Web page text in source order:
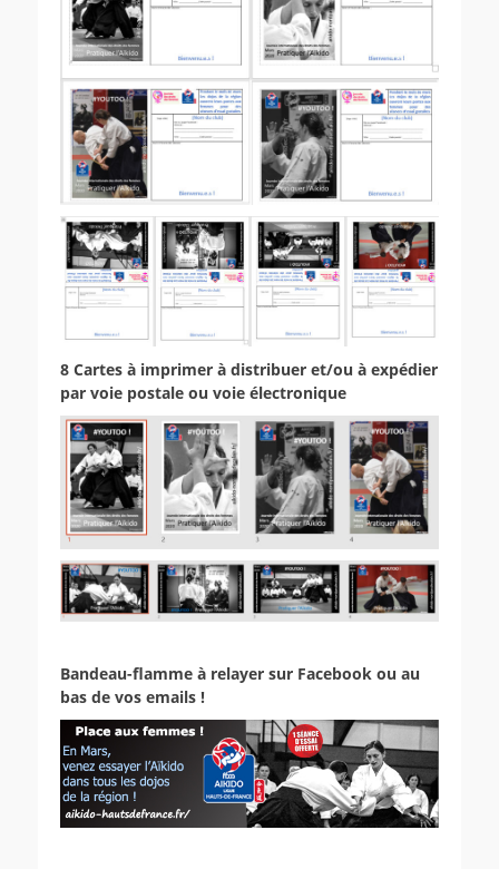
8 Cartes à imprimer à distribuer et/ou à expédier
par voie postale ou voie électronique
Bandeau-flamme à relayer sur Facebook ou au
bas de vos emails !